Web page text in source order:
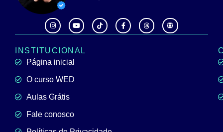
INSTITUCIONAL
Página inicial
O curso WED
Aulas Grátis
Fale conosco